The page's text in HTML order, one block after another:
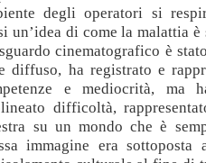
degli operatori si
un’idea di come la malattia è
cinematografico è
diffuso, ha registrato e
e mediocrità, ma
difficoltà,
su un mondo che è
immagine era